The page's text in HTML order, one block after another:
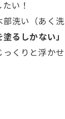
い！
洗い（あく
るしかない
くりと浮かせ